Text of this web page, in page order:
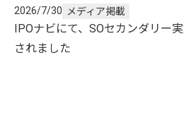
2026/7/30 メディア掲載
IPOナビにて、SOセカンダリー
されました